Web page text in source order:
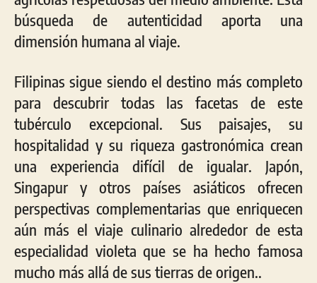
búsqueda de autenticidad aporta una
dimensión humana al viaje.
Filipinas sigue siendo el destino más completo
para descubrir todas las facetas de este
tubérculo excepcional. Sus paisajes, su
hospitalidad y su riqueza gastronómica crean
una experiencia difícil de igualar. Japón,
Singapur
y otros países asiáticos
ofrecen
perspectivas complementarias que enriquecen
aún más el viaje culinario alrededor de esta
especialidad violeta que se ha hecho famosa
mucho más allá desus tierras deorigen..